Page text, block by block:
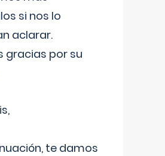
si nos lo
aclarar.
gracias por su
te damos